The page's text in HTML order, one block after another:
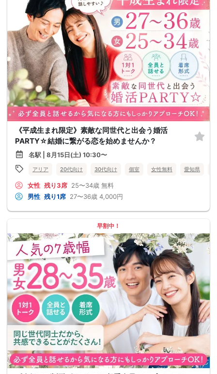
《平成生まれ限定》素敵な同世代と出会う婚活
PARTY☆結婚に繋がる恋を始めませんか？
名駅 | 8月15日(土) 10:30〜
アリア 20代向け 30代向け 個室 女性無料 愛知県
女性 残り3席 25〜34歳 無料
男性 残り1席 27〜36歳 4,000円
早割中！